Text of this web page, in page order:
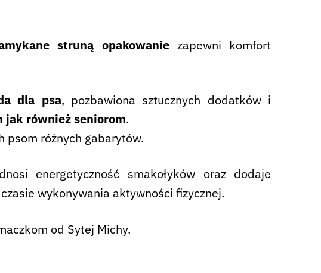
struną opakowaniezapewni komfort
dla psa, pozbawiona sztucznych dodatków i
jak również seniorom.
psom różnych gabarytów.
energetyczność smakołyków oraz dodaje
wykonywania aktywności fizycznej.
od Sytej Michy.